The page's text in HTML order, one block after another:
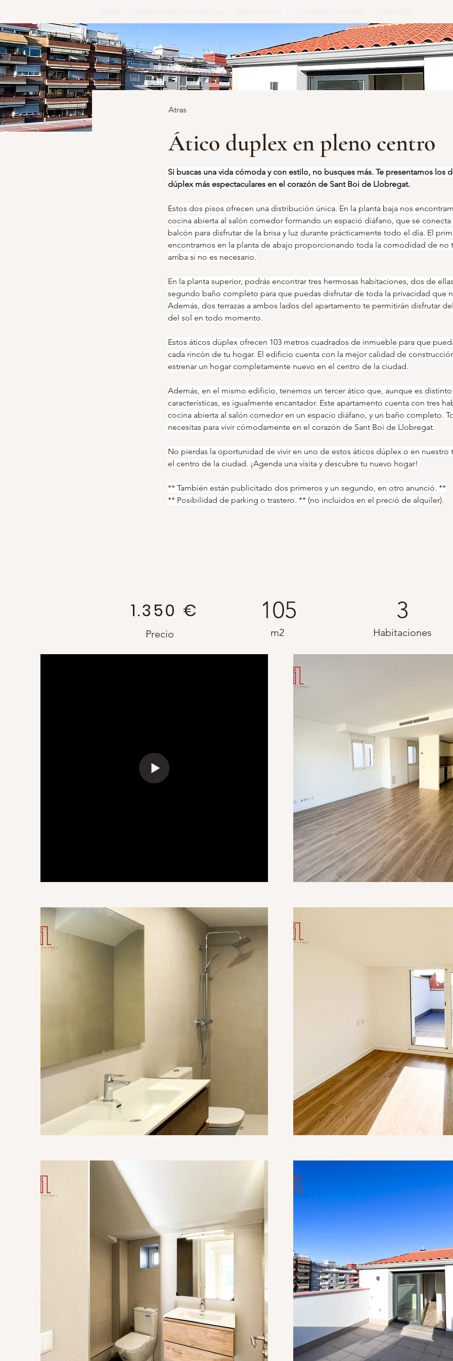
Atras
Ático duplex en pleno centro
Si buscas una vida cómoda y con estilo, no busques más. Te presentamos los
dúplex más espectaculares en el corazón de Sant Boi de Llobregat.
Estos dos pisos ofrecen una distribución única. En la planta baja nos
cocina abierta al salón comedor formando un espació diáfano, que se
balcón para disfrutar de la brisa y luz durante prácticamente todo el día. El
encontramos en la planta de abajo proporcionando toda la comodidad de no
arriba si no es necesario.
En la planta superior, podrás encontrar tres hermosas habitaciones, dos de
segundo baño completo para que puedas disfrutar de toda la privacidad que
Además, dos terrazas a ambos lados del apartamento te permitirán disfrutar
del sol en todo momento.
Estos áticos dúplex ofrecen 103 metros cuadrados de inmueble para que
cada rincón de tu hogar. El edificio cuenta con la mejor calidad de
estrenar un hogar completamente nuevo en el centro de la ciudad.
Además, en el mismo edificio, tenemos un tercer ático que, aunque es
características, es igualmente encantador. Este apartamento cuenta con tres
cocina abierta al salón comedor en un espacio diáfano, y un baño completo.
necesitas para vivir cómodamente en el corazón de Sant Boi de Llobregat.
No pierdas la oportunidad de vivir en uno de estos áticos dúplex o en nuestro
el centro de la ciudad. ¡Agenda una visita y descubre tu nuevo hogar!
** También están publicitado dos primeros y un segundo, en otro anunció. **
** Posibilidad de parking o trastero. ** (no incluidos en el preció de alquiler).
1.350 €
Precio
105
m2
3
Habitaciones